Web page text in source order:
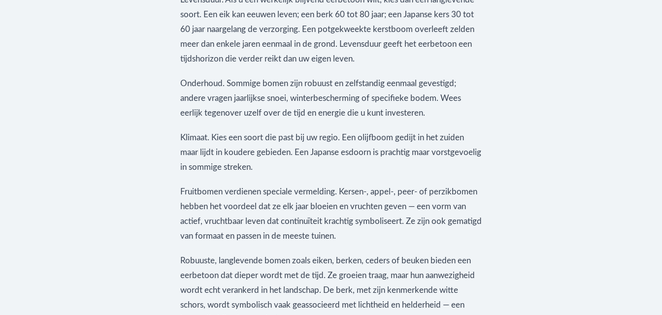
soort. Een eik kan eeuwen leven; een berk 60 tot 80 jaar; een Japanse kers 30 tot
60 jaar naargelang de verzorging. Een potgekweekte kerstboom overleeft zelden
meer dan enkele jaren eenmaal in de grond. Levensduur geeft het eerbetoon een
tijdshorizon die verder reikt dan uw eigen leven.
Onderhoud. Sommige bomen zijn robuust en zelfstandig eenmaal gevestigd;
andere vragen jaarlijkse snoei, winterbescherming of specifieke bodem. Wees
eerlijk tegenover uzelf over de tijd en energie die u kunt investeren.
Klimaat. Kies een soort die past bij uw regio. Een olijfboom gedijt in het zuiden
maar lijdt in koudere gebieden. Een Japanse esdoorn is prachtig maar vorstgevoelig
in sommige streken.
Fruitbomen verdienen speciale vermelding. Kersen-, appel-, peer- of perzikbomen
hebben het voordeel dat ze elk jaar bloeien en vruchten geven — een vorm van
actief, vruchtbaar leven dat continuïteit krachtig symboliseert. Ze zijn ook gematigd
van formaat en passen in de meeste tuinen.
Robuuste, langlevende bomen zoals eiken, berken, ceders of beuken bieden een
eerbetoon dat dieper wordt met de tijd. Ze groeien traag, maar hun aanwezigheid
wordt echt verankerd in het landschap. De berk, met zijn kenmerkende witte
schors, wordt symbolisch vaak geassocieerd met lichtheid en helderheid — een